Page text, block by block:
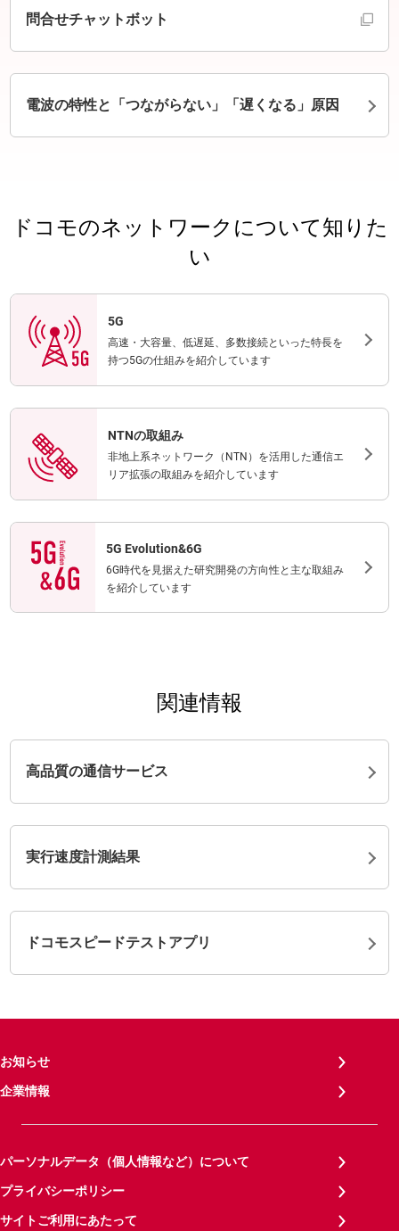
問合せチャットボット
電波の特性と「つながらない」「遅くなる」原因
ドコモのネットワークについて知りた
い
5G
高速・大容量、低遅延、多数接続といった特長を
持つ5Gの仕組みを紹介しています
NTNの取組み
非地上系ネットワーク（NTN）を活用した通信エ
リア拡張の取組みを紹介しています
5G Evolution&6G
6G時代を見据えた研究開発の方向性と主な取組み
を紹介しています
関連情報
高品質の通信サービス
実行速度計測結果
ドコモスピードテストアプリ
お知らせ
企業情報
パーソナルデータ（個人情報など）について
プライバシーポリシー
サイトご利用にあたって